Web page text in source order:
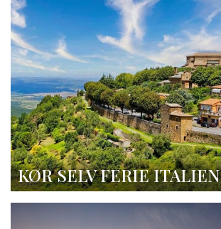
KØR SELV FERIE ITALIEN